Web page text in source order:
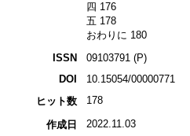
四 176
五 178
おわりに 180
ISSN
09103791 (P)
DOI
10.15054/00000771
ヒット数
178
作成日 2022.11.03